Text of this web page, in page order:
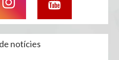
notícies